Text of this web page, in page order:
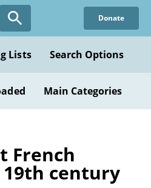
Donate
Lists Search Options
Main Categories
French
century